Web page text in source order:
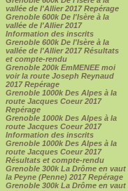
vallée de l'Allier 2017 Repérage
Grenoble 600k De l'Isère à la
vallée de l'Allier 2017
Information des inscrits
Grenoble 600k De l'Isère à la
vallée de l'Allier 2017 Résultats
et compte-rendu
Grenoble 200k EmMENEE moi
voir la route Joseph Reynaud
2017 Repérage
Grenoble 1000k Des Alpes à la
route Jacques Coeur 2017
Repérage
Grenoble 1000k Des Alpes à la
route Jacques Coeur 2017
Information des inscrits
Grenoble 1000k Des Alpes à la
route Jacques Coeur 2017
Résultats et compte-rendu
Grenoble 300k La Drôme en vaut
la Peyne (Penne) 2017 Repérage
Grenoble 300k La Drôme en vaut